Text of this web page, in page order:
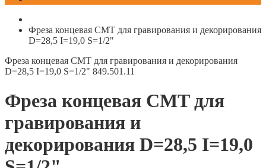
Фреза концевая CMT для гравирования и декорирования
D=28,5 I=19,0 S=1/2"
Фреза концевая CMT для гравирования и декорирования
D=28,5 I=19,0 S=1/2" 849.501.11
Фреза концевая CMT для
гравирования и
декорирования D=28,5 I=19,0